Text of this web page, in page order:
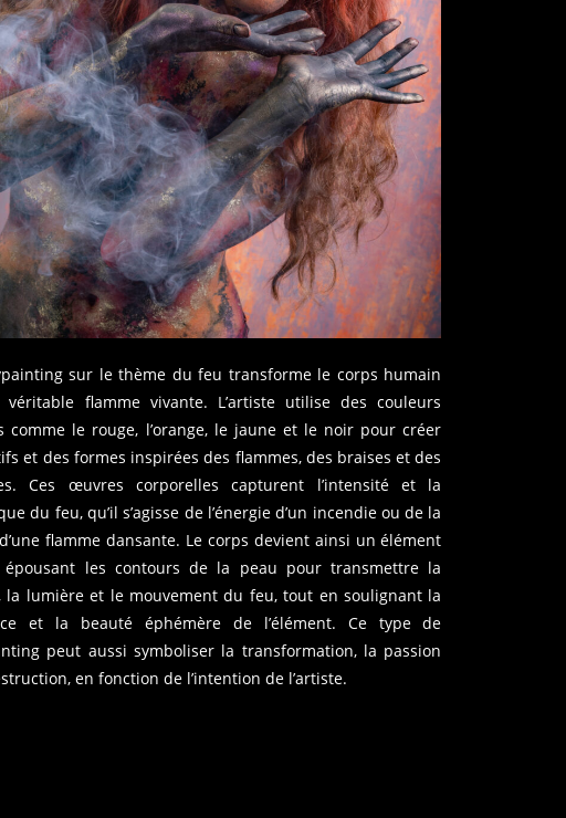
sur le thème du feu transforme le corps humain
flamme vivante. L’artiste utilise des couleurs
comme le rouge, l’orange, le jaune et le noir pour créer
et des formes inspirées des flammes, des braises et des
Ces œuvres corporelles capturent l’intensité et la
du feu, qu’il s’agisse de l’énergie d’un incendie ou de la
flamme dansante. Le corps devient ainsi un élément
épousant les contours de la peau pour transmettre la
la lumière et le mouvement du feu, tout en soulignant la
et la beauté éphémère de l’élément. Ce type de
peut aussi symboliser la transformation, la passion
en fonction de l’intention de l’artiste.